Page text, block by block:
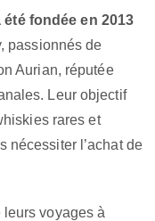
fondée en 2013
passionnés de
Aurian, réputée
Leur objectif
rares et
nécessiter l’achat de
leurs voyages à